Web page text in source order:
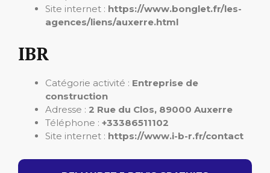
Site internet : https://www.bonglet.fr/les-
agences/liens/auxerre.html
IBR
Catégorie activité : Entreprise de
construction
Adresse : 2 Rue du Clos, 89000 Auxerre
Téléphone : +33386511102
Site internet : https://www.i-b-r.fr/contact